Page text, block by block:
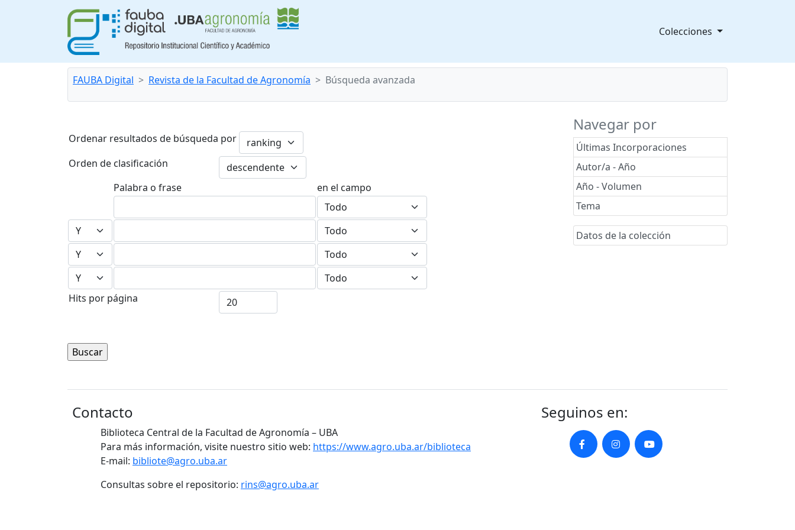
Colecciones
FAUBA Digital Revista de la Facultad de Agronomía Búsqueda avanzada
Navegar por
Últimas Incorporaciones
Autor/a - Año
Año - Volumen
Tema
Datos de la colección
Ordenar resultados de búsqueda por
Orden de clasificación
Palabra o frase
en el campo
Hits por página
Contacto
Biblioteca Central de la Facultad de Agronomía – UBA
Para más información, visite nuestro sitio web: https://www.agro.uba.ar/biblioteca
E-mail: bibliote@agro.uba.ar
Consultas sobre el repositorio: rins@agro.uba.ar
Seguinos en: